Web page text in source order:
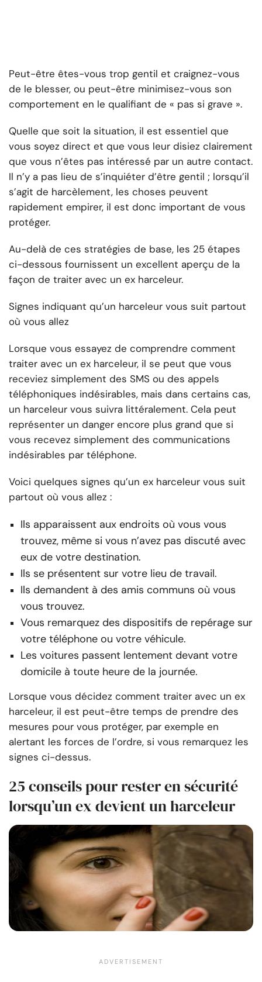
Peut-être êtes-vous trop gentil et craignez-vous
de le blesser, ou peut-être minimisez-vous son
comportement en le qualifiant de « pas si grave ».
Quelle que soit la situation, il est essentiel que
vous soyez direct et que vous leur disiez clairement
que vous n’êtes pas intéressé par un autre contact.
Il n’y a pas lieu de s’inquiéter d’être gentil ; lorsqu’il
s’agit de harcèlement, les choses peuvent
rapidement empirer, il est donc important de vous
protéger.
Au-delà de ces stratégies de base, les 25 étapes
ci-dessous fournissent un excellent aperçu de la
façon de traiter avec un ex harceleur.
Signes indiquant qu’un harceleur vous suit partout
où vous allez
Lorsque vous essayez de comprendre comment
traiter avec un ex harceleur, il se peut que vous
receviez simplement des SMS ou des appels
téléphoniques indésirables, mais dans certains cas,
un harceleur vous suivra littéralement. Cela peut
représenter un danger encore plus grand que si
vous recevez simplement des communications
indésirables par téléphone.
Voici quelques signes qu’un ex harceleur vous suit
partout où vous allez :
Ils apparaissent aux endroits où vous vous
trouvez, même si vous n’avez pas discuté avec
eux de votre destination.
Ils se présentent sur votre lieu de travail.
Ils demandent à des amis communs où vous
vous trouvez.
Vous remarquez des dispositifs de repérage sur
votre téléphone ou votre véhicule.
Les voitures passent lentement devant votre
domicile à toute heure de la journée.
Lorsque vous décidez comment traiter avec un ex
harceleur, il est peut-être temps de prendre des
mesures pour vous protéger, par exemple en
alertant les forces de l’ordre, si vous remarquez les
signes ci-dessus.
25 conseils pour rester en sécurité
lorsqu’un ex devient un harceleur